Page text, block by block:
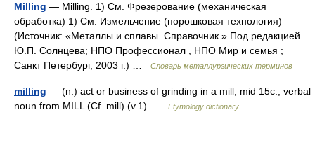
Milling — Milling. 1) См. Фрезерование (механическая
обработка) 1) См. Измельчение (порошковая технология)
(Источник: «Металлы и сплавы. Справочник.» Под редакцией
Ю.П. Солнцева; НПО Профессионал , НПО Мир и семья ;
Санкт Петербург, 2003 г.) …
Словарь металлургических терминов
milling — (n.) act or business of grinding in a mill, mid 15c., verbal
noun from MILL (Cf. mill) (v.1) …
Etymology dictionary